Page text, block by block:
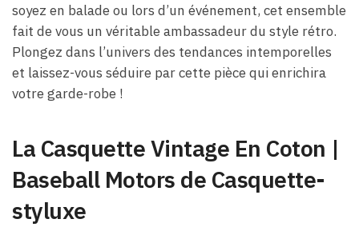
soyez en balade ou lors d’un événement, cet ensemble
fait de vous un véritable ambassadeur du style rétro.
Plongez dans l’univers des tendances intemporelles
et laissez-vous séduire par cette pièce qui enrichira
votre garde-robe !
La Casquette Vintage En Coton |
Baseball Motors de Casquette-
styluxe